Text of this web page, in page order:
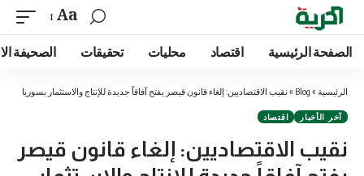
Aa
الصفحة الرئيسية اقتصاد محليات تحقيقات الصحيفة
الرئيسية »
Blog
» نقيب الاقتصاديين: إلغاء قانون قيصر يفتح آفاقاً جديدة للإنتاج والاستثمار بسوريا
آخر الأخبار اقتصاد
نقيب الاقتصاديين: إلغاء قانون قيصر